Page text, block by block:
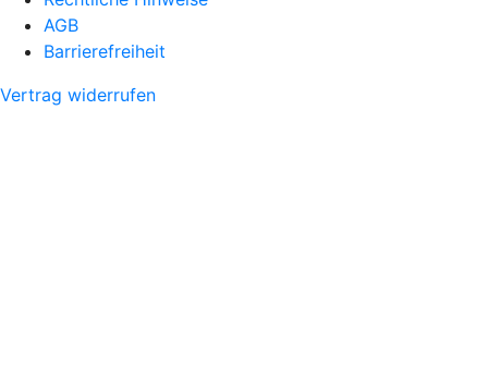
AGB
Barrierefreiheit
Vertrag widerrufen